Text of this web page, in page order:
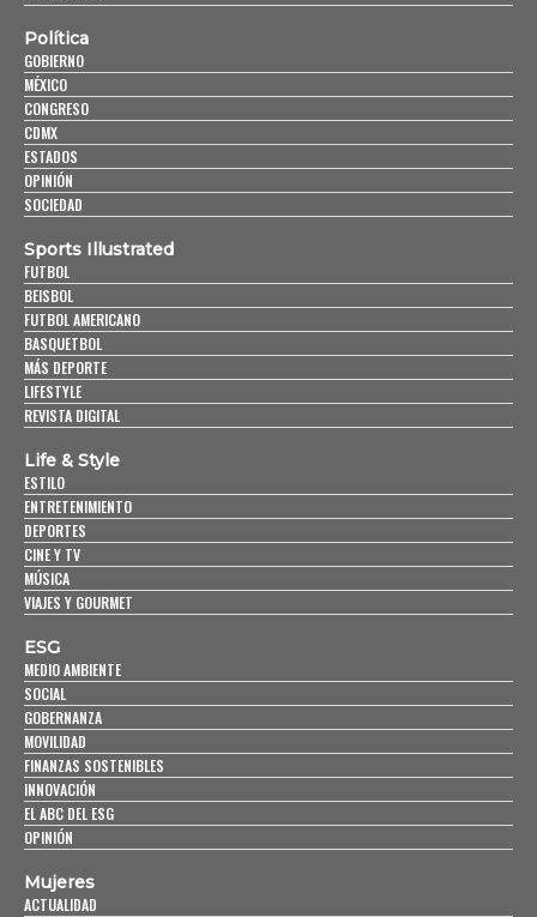
Política
GOBIERNO
MÉXICO
CONGRESO
CDMX
ESTADOS
OPINIÓN
SOCIEDAD
Sports Illustrated
FUTBOL
BEISBOL
FUTBOL AMERICANO
BASQUETBOL
MÁS DEPORTE
LIFESTYLE
REVISTA DIGITAL
Life & Style
ESTILO
ENTRETENIMIENTO
DEPORTES
CINE Y TV
MÚSICA
VIAJES Y GOURMET
ESG
MEDIO AMBIENTE
SOCIAL
GOBERNANZA
MOVILIDAD
FINANZAS SOSTENIBLES
INNOVACIÓN
EL ABC DEL ESG
OPINIÓN
Mujeres
ACTUALIDAD